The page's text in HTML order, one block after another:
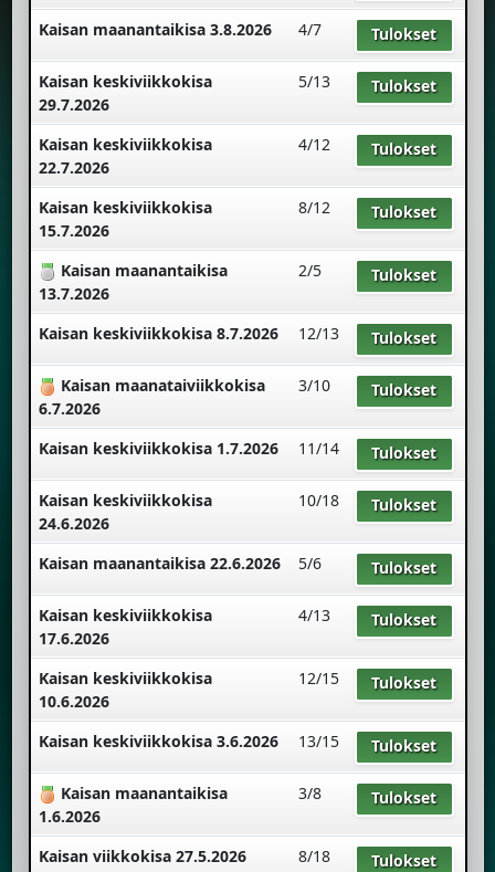
Kaisan maanantaikisa 3.8.2026 4/7 Tulokset
Kaisan keskiviikkokisa
29.7.2026
5/13 Tulokset
Kaisan keskiviikkokisa
22.7.2026
4/12 Tulokset
Kaisan keskiviikkokisa
15.7.2026
8/12 Tulokset
Kaisan maanantaikisa
13.7.2026
2/5 Tulokset
Kaisan keskiviikkokisa 8.7.2026 12/13 Tulokset
Kaisan maanataiviikkokisa
6.7.2026
3/10 Tulokset
Kaisan keskiviikkokisa 1.7.2026 11/14 Tulokset
Kaisan keskiviikkokisa
24.6.2026
10/18 Tulokset
Kaisan maanantaikisa 22.6.2026 5/6 Tulokset
Kaisan keskiviikkokisa
17.6.2026
4/13 Tulokset
Kaisan keskiviikkokisa
10.6.2026
12/15 Tulokset
Kaisan keskiviikkokisa 3.6.2026 13/15 Tulokset
Kaisan maanantaikisa
1.6.2026
3/8 Tulokset
Kaisan viikkokisa 27.5.2026 8/18 Tulokset